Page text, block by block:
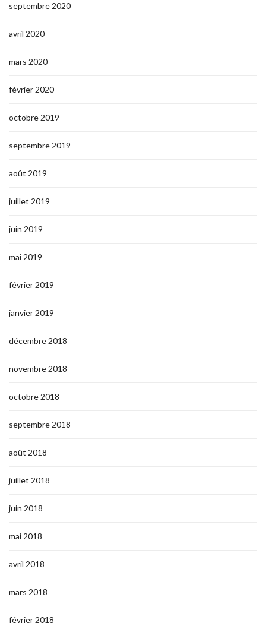
septembre 2020
avril 2020
mars 2020
février 2020
octobre 2019
septembre 2019
août 2019
juillet 2019
juin 2019
mai 2019
février 2019
janvier 2019
décembre 2018
novembre 2018
octobre 2018
septembre 2018
août 2018
juillet 2018
juin 2018
mai 2018
avril 2018
mars 2018
février 2018